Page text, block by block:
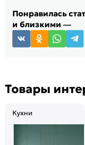
Понравилась
и близкими —
Товары
Кухни